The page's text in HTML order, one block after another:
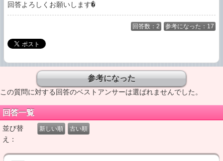
回答よろしくお願いします�
回答数：2 参考になった：17
この質問に対する回答のベストアンサーは選ばれませんでした。
回答一覧
並び替
え：
新しい順 古い順